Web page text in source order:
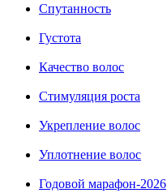
Спутанность
Густота
Качество волос
Стимуляция роста
Укрепление волос
Уплотнение волос
Годовой марафон-2026